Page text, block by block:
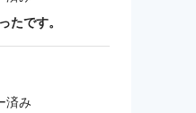
たです。
済み